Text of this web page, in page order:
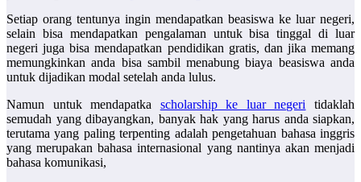
Setiap orang tentunya ingin mendapatkan beasiswa ke luar negeri,
selain bisa mendapatkan pengalaman untuk bisa tinggal di luar
negeri juga bisa mendapatkan pendidikan gratis, dan jika memang
memungkinkan anda bisa sambil menabung biaya beasiswa anda
untuk dijadikan modal setelah anda lulus.
Namun untuk mendapatka scholarship ke luar negeri tidaklah
semudah yang dibayangkan, banyak hak yang harus anda siapkan,
terutama yang paling terpenting adalah pengetahuan bahasa inggris
yang merupakan bahasa internasional yang nantinya akan menjadi
bahasa komunikasi,